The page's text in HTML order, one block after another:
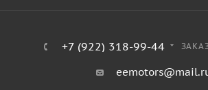
+7 (922) 318-99-44